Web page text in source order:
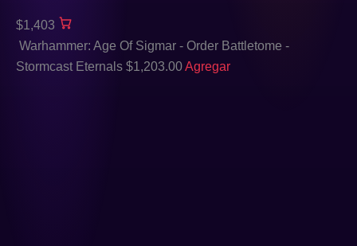
$1,403
Warhammer: Age Of Sigmar - Order Battletome -
Stormcast Eternals $1,203.00Agregar